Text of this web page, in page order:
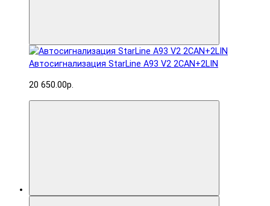
Автосигнализация StarLine A93 V2 2CAN+2LIN
20 650.00р.